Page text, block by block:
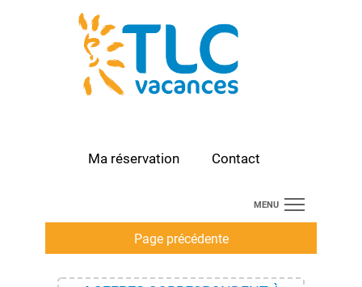
Ma réservation Contact
MENU
DEPART LE HAVRE
DEPART DEAUVILLE
Page précédente